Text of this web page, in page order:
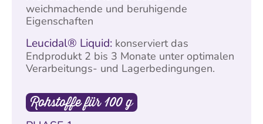
weichmachende und beruhigende
Eigenschaften
Leucidal® Liquid: konserviert das
Endprodukt 2 bis 3 Monate unter optimalen
Verarbeitungs- und Lagerbedingungen.
Rohstoffe für 100 g